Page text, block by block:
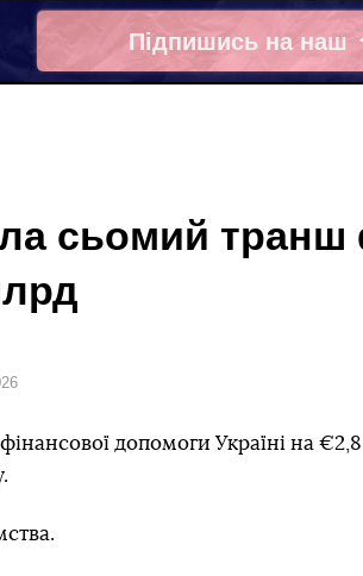
Підпишись на наш
Telegram
сьомий транш
допомоги Україні на